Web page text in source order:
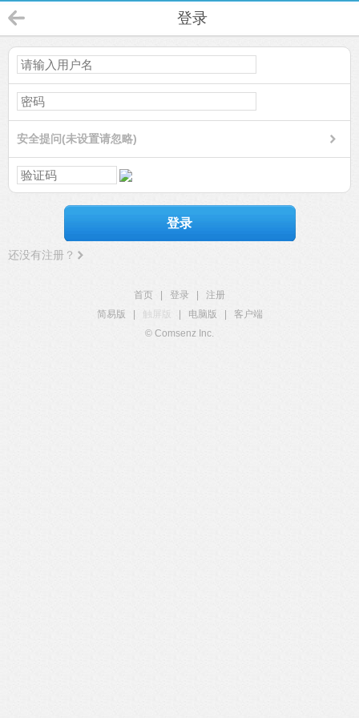
登录
安全提问(未设置请忽略)
登录
还没有注册？
首页 登录
注册
简易版
触屏版 电脑版
客户端
© Comsenz Inc.